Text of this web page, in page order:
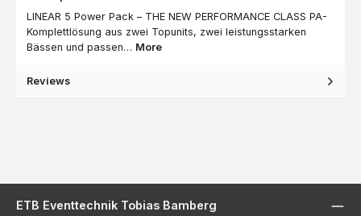
LINEAR 5 Power Pack – THE NEW PERFORMANCE CLASS PA-
Komplettlösung aus zwei Topunits, zwei leistungsstarken
Bässen und passen… More
Reviews
ETB Eventtechnik Tobias Bamberg